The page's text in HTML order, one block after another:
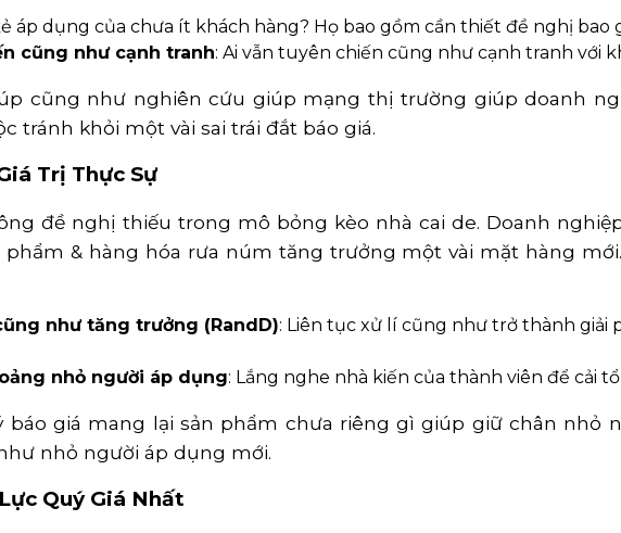
áp dụng của chưa ít khách hàng? Họ bao gồm cần thiết đề nghị bao
cũng như cạnh tranh: Ai vẫn tuyên chiến cũng như cạnh tranh với
cũng như nghiên cứu giúp mạng thị trường giúp doanh
tránh khỏi một vài sai trái đắt báo giá.
Trị Thực Sự
đề nghị thiếu trong mô bỏng kèo nhà cai de. Doanh
phẩm & hàng hóa rưa núm tăng trưởng một vài mặt hàng
như tăng trưởng (RandD): Liên tục xử lí cũng như trở thành giải
nhỏ người áp dụng: Lắng nghe nhà kiến của thành viên để cải
báo giá mang lại sản phẩm chưa riêng gì giúp giữ chân nhỏ
nhỏ người áp dụng mới.
Quý Giá Nhất